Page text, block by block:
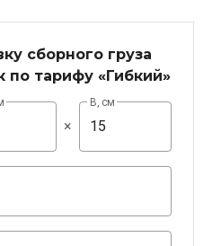
сборного груза
по тарифу «Гибкий»
×
В, см